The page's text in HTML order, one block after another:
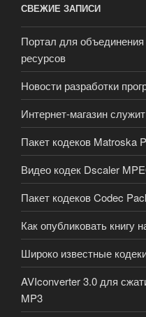
СВЕЖИЕ ЗАПИСИ
Портал для
ресурсов
Новости разработки
Интернет-магазин
Пакет кодеков Matroska
Видео кодек Dscaler
Пакет кодеков Codec
Как опубликовать книгу
Широко известные
AVIconverter 3.0 для
MP3